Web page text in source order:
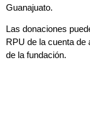
Guanajuato.
Las donaciones
RPU de la cuenta de
de la fundación.